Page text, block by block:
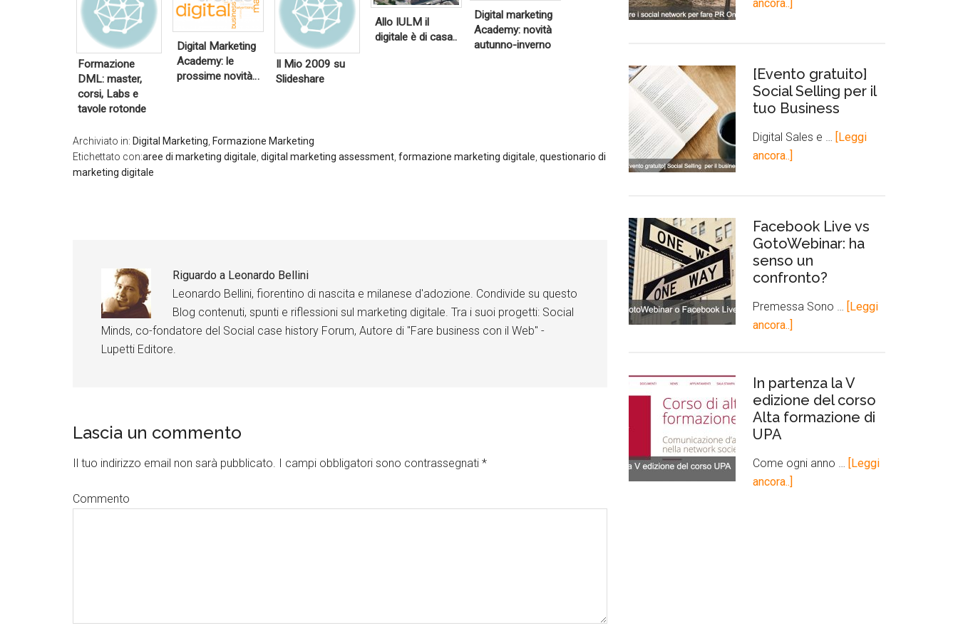
L
i
n
k
e
I
n
F
e
b
o
o
w
it
t
e
r
G
o
o
g
l
Li
n
k
c
e
b
o
o
k
w
it
t
e
r
G
o
o
g
l
Li
n
k
c
e
b
o
o
k
Formazione
DML: master,
corsi, Labs e
tavole rotonde
tt
Go
og
le
+
In
Fa
Digital Marketing
Academy: le
prossime novità…
w
it
t
e
r
G
o
Li
o
o
k
w
it
t
e
r
G
o
Li
o
o
k
Il Mio 2009 su
Slideshare
tt
er
Fa
Allo IULM il
digitale è di casa..
tt
er
Go
Fa
Digital marketing
Academy: novità
autunno-inverno
Archiviato in: Digital Marketing Formazione Marketing
Etichettato con:aree di marketing digitale digital marketing assessment formazione marketing digitale questionario di
marketing digitale
Riguardo a Leonardo Bellini
Leonardo Bellini, fiorentino di nascita e milanese d'adozione. Condivide su questo
Blog contenuti, spunti e riflessioni sul marketing digitale. Tra i suoi progetti: Social
Minds, co-fondatore del Social case history Forum, Autore di "Fare business con il Web" -
Lupetti Editore.
Lascia un commento
Il tuo indirizzo email non sarà pubblicato. I campi obbligatori sono contrassegnati *
Commento
ancora..]
[Evento gratuito]
Social Selling per il
tuo Business
Digital Sales e …
[Leggi
ancora..]
Facebook Live vs
GotoWebinar: ha
senso un
confronto?
Premessa Sono …
[Leggi
ancora..]
In partenza la V
edizione del corso
Alta formazione di
UPA
Come ogni anno …
[Leggi
ancora..]